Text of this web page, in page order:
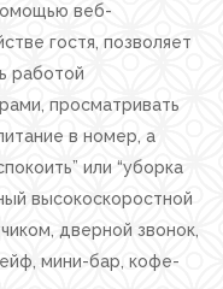
веб-
гостя, позволяет
работой
просматривать
в номер, а
или “уборка
высокоскоростной
дверной звонок,
мини-бар, кофе-